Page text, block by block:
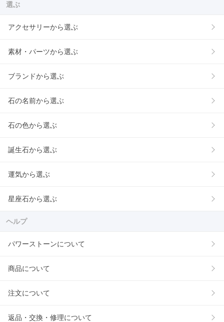
選ぶ
アクセサリーから選ぶ
素材・パーツから選ぶ
ブランドから選ぶ
石の名前から選ぶ
石の色から選ぶ
誕生石から選ぶ
運気から選ぶ
星座石から選ぶ
ヘルプ
パワーストーンについて
商品について
注文について
返品・交換・修理について